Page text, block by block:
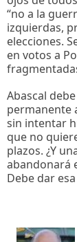
“no a la
izquierdas,
elecciones.
en votos a
Abascal
permanente
sin intentar
que no
plazos. ¿Y
abandonará
Debe dar